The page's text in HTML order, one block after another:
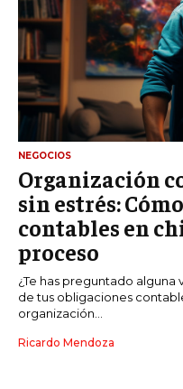
NEGOCIOS
Organización
sin estrés:
contables en
proceso
¿Te has preguntado
de tus obligaciones
organización...
Ricardo Mendoza